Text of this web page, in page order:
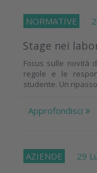
NORMATIVE
Stage nei
Focus sulle novità
regole e le
studente. Un
Approfondisci
AZIENDE 29